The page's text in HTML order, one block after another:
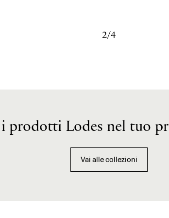
3/4
prodotti Lodes nel tuo
Vai alle collezioni